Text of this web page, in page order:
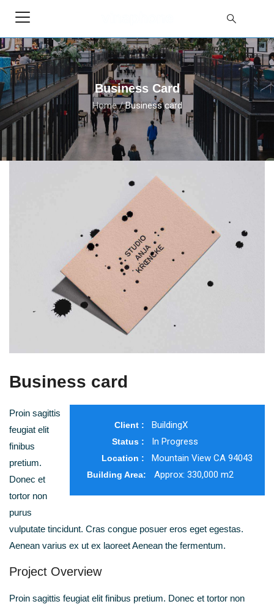
Business Card
Home/ Business card
Business card
Client : BuildingX
Status : In Progress
Location : Mountain View CA 94043
Building Area: Approx: 330,000 m2
Proin sagittis
feugiat elit
finibus
pretium.
Donec et
tortor non
purus
vulputate tincidunt. Cras congue posuer eros eget egestas.
Aenean varius ex ut ex laoreet Aenean the fermentum.
Project Overview
Proin sagittis feugiat elit finibus pretium. Donec et tortor non